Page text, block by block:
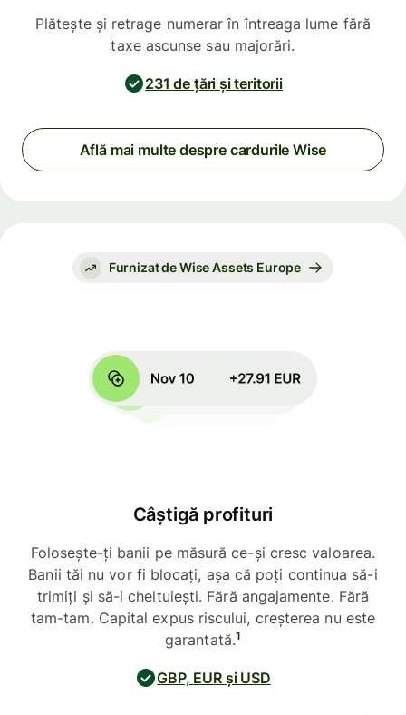
Plătește și retrage numerar în întreaga lume fără
taxe ascunse sau majorări.
231 de țări și teritorii
Află mai multe despre cardurile Wise
Furnizat de Wise Assets Europe
Câștigă profituri
Folosește-ți banii pe măsură ce-și cresc valoarea.
Banii tăi nu vor fi blocați, așa că poți continua să-i
trimiți și să-i cheltuiești. Fără angajamente. Fără
tam-tam. Capital expus riscului, creșterea nu este
garantată.1
GBP, EUR și USD